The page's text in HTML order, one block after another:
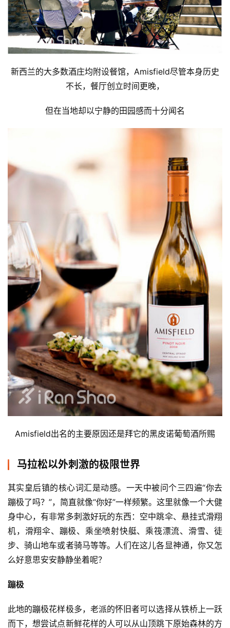
新西兰的大多数酒庄均附设餐馆，Amisfield尽管本身历史
不长，餐厅创立时间更晚，
但在当地却以宁静的田园感而十分闻名
Amisfield出名的主要原因还是拜它的黑皮诺葡萄酒所赐
马拉松以外刺激的极限世界
其实皇后镇的核心词汇是动感。一天中被问个三四遍“你去
蹦极了吗？”，简直就像“你好”一样频繁。这里就像一个大健
身中心，有非常多刺激好玩的东西：空中跳伞、悬挂式滑翔
机，滑翔伞、蹦极、乘坐喷射快艇、乘筏漂流、滑雪、徒
步、骑山地车或者骑马等等。人们在这儿各显神通，你又怎
么好意思安安静静坐着呢？
蹦极
此地的蹦极花样极多，老派的怀旧者可以选择从铁桥上一跃
而下，想尝试点新鲜花样的人可以从山顶跳下原始森林的方